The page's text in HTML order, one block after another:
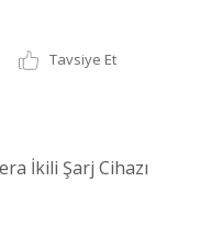
Tavsiye Et
İkili Şarj Cihazı